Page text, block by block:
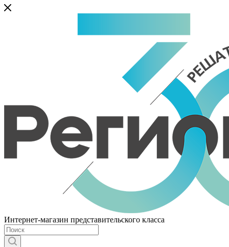
Интернет-магазин представительского класса